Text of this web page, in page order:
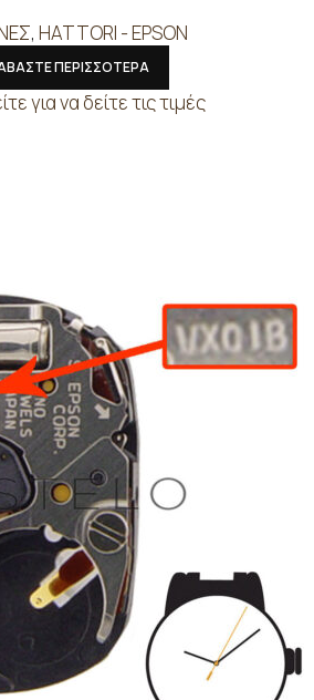
, HATTORI - EPSON
ΠΕΡΙΣΣΟΤΕΡΑ
για να δείτε τις τιμές